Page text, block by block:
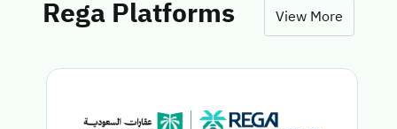
Rega Platforms View More